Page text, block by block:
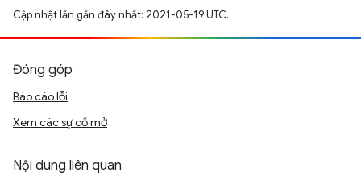
Cập nhật lần gần đây nhất: 2021-05-19 UTC.
Đóng góp
Báo cáo lỗi
Xem các sự cố mở
Nội dung liên quan